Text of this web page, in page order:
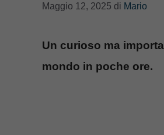
Maggio 12, 2025 di Mario
Un curioso ma
mondo in poche ore.